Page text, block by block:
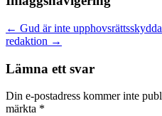
← Gud är inte
redaktion →
Lämna ett svar
Din e-postadress kommer inte
märkta *